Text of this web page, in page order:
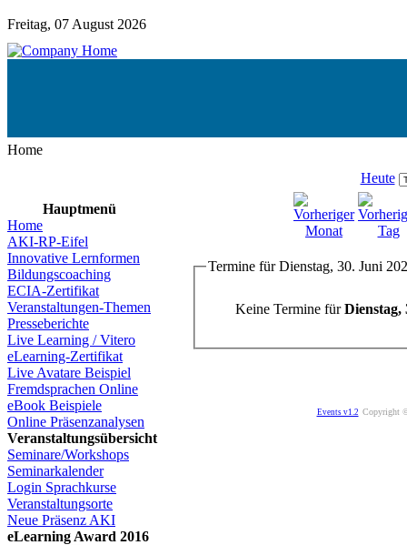
Freitag, 07 August 2026
Home
Hauptmenü
Home
AKI-RP-Eifel
Innovative Lernformen
Bildungscoaching
ECIA-Zertifikat
Veranstaltungen-Themen
Presseberichte
Live Learning / Vitero
eLearning-Zertifikat
Live Avatare Beispiel
Fremdsprachen Online
eBook Beispiele
Online Präsenzanalysen
Veranstaltungsübersicht
Seminare/Workshops
Seminarkalender
Login Sprachkurse
Veranstaltungsorte
Neue Präsenz AKI
eLearning Award 2016
Heute
Termine für Dienstag, 30. Juni
Keine Termine fürDienstag,
Events v1.2 Copyright